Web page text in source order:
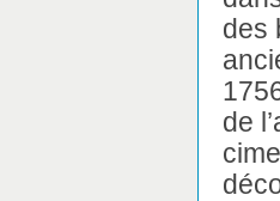
des
de